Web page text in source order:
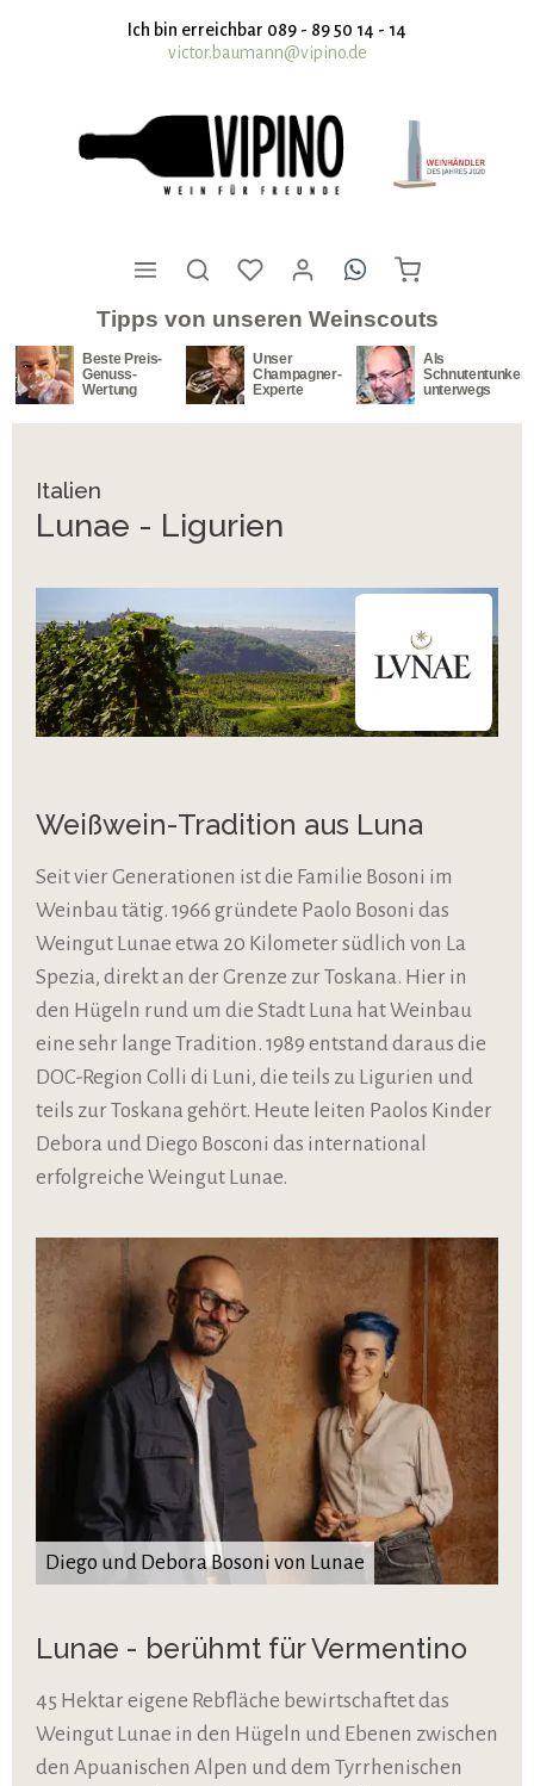
springenIch bin erreichbar 089 - 89 50 14 - 14
victor.baumann@vipino.de
Tipps von unseren Weinscouts
Unser
Champagner-
Experte
Als
Schnutentunker
unterwegs
Südafrika-
Spezialist
Italien
Lunae - Ligurien
Weißwein-Tradition aus Luna
Seit vier Generationen ist die Familie Bosoni im
Weinbau tätig. 1966 gründete Paolo Bosoni das
Weingut Lunae etwa 20 Kilometer südlich von La
Spezia, direkt an der Grenze zur Toskana. Hier in
den Hügeln rund um die Stadt Luna hat Weinbau
eine sehr lange Tradition. 1989 entstand daraus die
DOC-Region Colli di Luni, die teils zu Ligurien und
teils zur Toskana gehört. Heute leiten Paolos Kinder
Debora und Diego Bosconi das international
erfolgreiche Weingut Lunae.
Diego und Debora Bosoni von Lunae
Lunae - berühmt für Vermentino
45 Hektar eigene Rebfläche bewirtschaftet das
Weingut Lunae in den Hügeln und Ebenen zwischen
den Apuanischen Alpen und dem Tyrrhenischen